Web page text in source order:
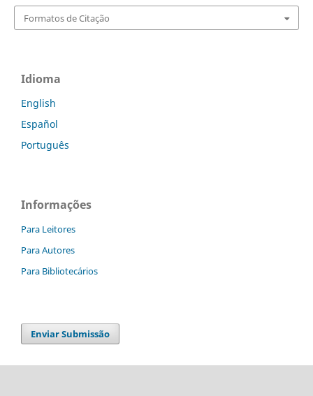
Formatos de Citação
Idioma
English
Español
Português
Informações
Para Leitores
Para Autores
Para Bibliotecários
Enviar Submissão